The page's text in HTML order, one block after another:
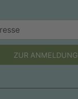
ZUR ANMELDUNG